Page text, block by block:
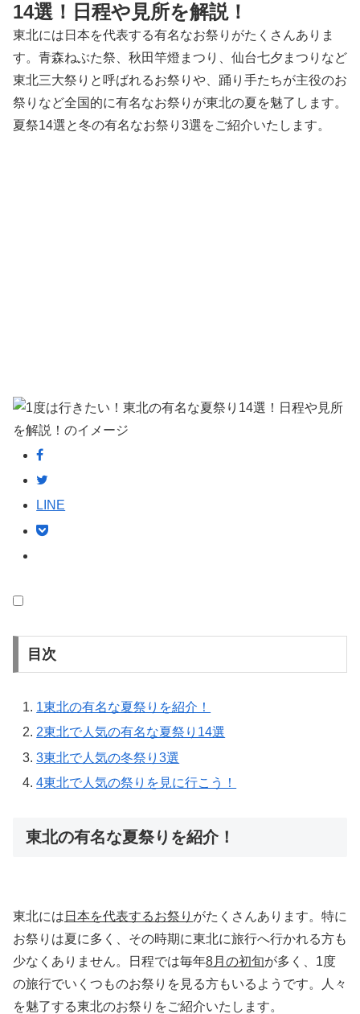
14選！日程や見所を解説！
東北には日本を代表する有名なお祭りがたくさんありま
す。青森ねぶた祭、秋田竿燈まつり、仙台七夕まつりなど
東北三大祭りと呼ばれるお祭りや、踊り手たちが主役のお
祭りなど全国的に有名なお祭りが東北の夏を魅了します。
夏祭14選と冬の有名なお祭り3選をご紹介いたします。
LINE
目次
1東北の有名な夏祭りを紹介！
2東北で人気の有名な夏祭り14選
3東北で人気の冬祭り3選
4東北で人気の祭りを見に行こう！
東北の有名な夏祭りを紹介！
東北には 日本を代表するお祭り がたくさんあります。特に
お祭りは夏に多く、その時期に東北に旅行へ行かれる方も
少なくありません。日程では毎年8月の初旬が多く、1度
の旅行でいくつものお祭りを見る方もいるようです。人々
を魅了する東北のお祭りをご紹介いたします。